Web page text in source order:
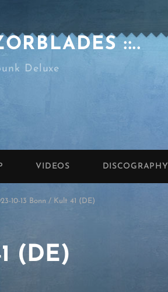
::..
Deluxe
VIDEOS DISCOGRAPHY
10-13 Bonn / Kult 41 (DE)
(DE)